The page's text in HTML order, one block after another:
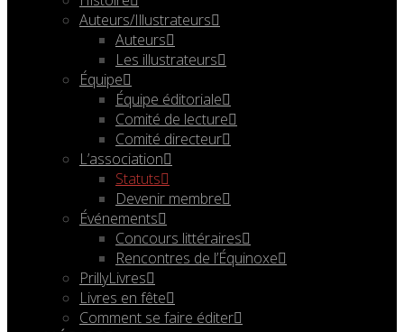
Auteurs/Illustrateurs
Auteurs
Les illustrateurs
Équipe
Équipe éditoriale
Comité de lecture
Comité directeur
L’association
Statuts
Devenir membre
Événements
Concours littéraires
Rencontres de l’Équinoxe
PrillyLivres
Livres en fête
Comment se faire éditer